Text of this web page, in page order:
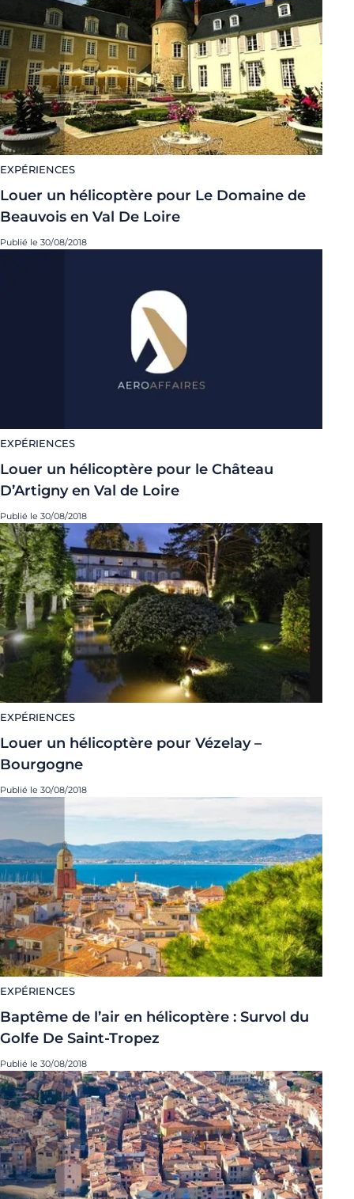
EXPÉRIENCES
Louer un hélicoptère pour Le Domaine de
Beauvois en Val De Loire
Publié le 30/08/2018
EXPÉRIENCES
Louer un hélicoptère pour le Château
D’Artigny en Val de Loire
Publié le 30/08/2018
EXPÉRIENCES
Louer un hélicoptère pour Vézelay –
Bourgogne
Publié le 30/08/2018
EXPÉRIENCES
Baptême de l’air en hélicoptère : Survol du
Golfe De Saint-Tropez
Publié le 30/08/2018